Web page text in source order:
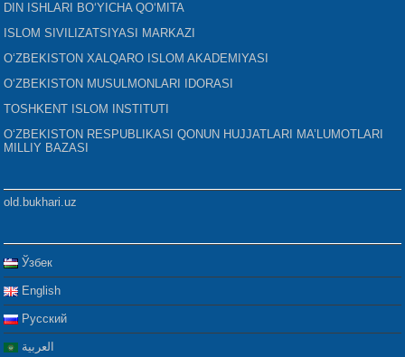
DIN ISHLARI BO‘YICHA QO‘MITA
ISLOM SIVILIZATSIYASI MARKAZI
O‘ZBEKISTON XALQARO ISLOM AKADEMIYASI
O‘ZBEKISTON MUSULMONLARI IDORASI
TOSHKENT ISLOM INSTITUTI
O‘ZBEKISTON RESPUBLIKASI QONUN HUJJATLARI MA’LUMOTLARI
MILLIY BAZASI
old.bukhari.uz
Ўзбек
English
Русский
العربية